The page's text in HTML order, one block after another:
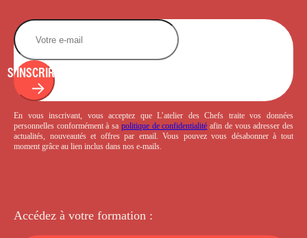
S'INSCRIRE
En vous inscrivant, vous acceptez que L’atelier des Chefs traite vos données
personnelles conformément à sa politique de confidentialité afin de vous adresser des
actualités, nouveautés et offres par email. Vous pouvez vous désabonner à tout
moment grâce au lien inclus dans nos e-mails.
Accédez à votre formation :